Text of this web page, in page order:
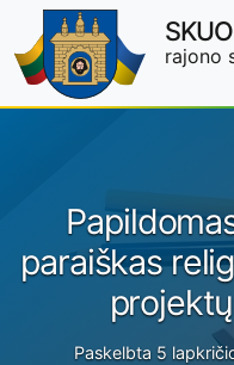
Skip to main content
rajono
paraiškas
Paskelbta 5